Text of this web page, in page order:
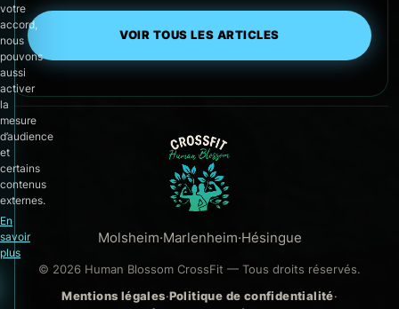
VOIR TOUS LES ARTICLES
Molsheim·Marlenheim·Hésingue
© 2026 Human Blossom CrossFit — Tous droits réservés.
Mentions légales·Politique de confidentialité·
votre
accord,
nous
pouvons
aussi
activer
la
mesure
d’audience
et
certains
contenus
externes.
En
savoir
plus